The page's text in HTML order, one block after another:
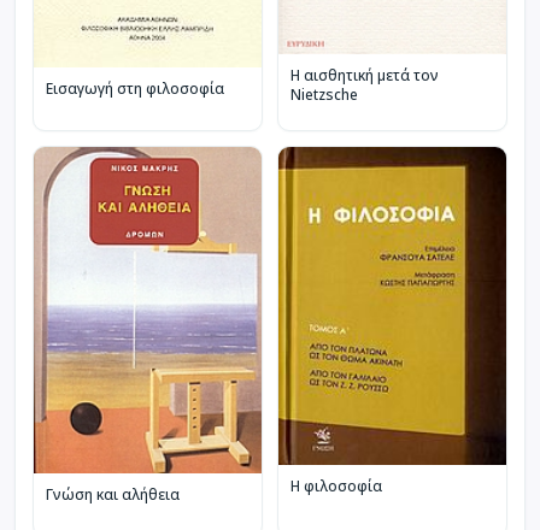
Εισαγωγή στη φιλοσοφία
Η αισθητική μετά τον
Nietzsche
Γνώση και αλήθεια Η φιλοσοφία